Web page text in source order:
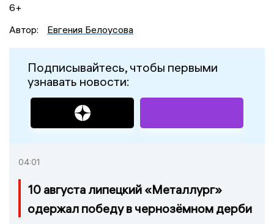
6+
Автор:
Евгения Белоусова
Подписывайтесь, чтобы первыми
узнавать новости:
04:01
10 августа липецкий «Металлург»
одержал победу в чернозёмном дерби